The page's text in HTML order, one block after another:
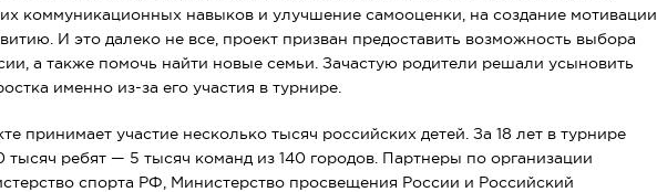
коммуникационных навыков и улучшение самооценки, на создание мотивации
И это далеко не все, проект призван предоставить возможность выбора
а также помочь найти новые семьи. Зачастую родители решали усыновить
именно из-за его участия в турнире.
принимает участие несколько тысяч российских детей. За 18 лет в турнире
тысяч ребят — 5 тысяч команд из 140 городов. Партнеры по организации
спорта РФ, Министерство просвещения России и Российский